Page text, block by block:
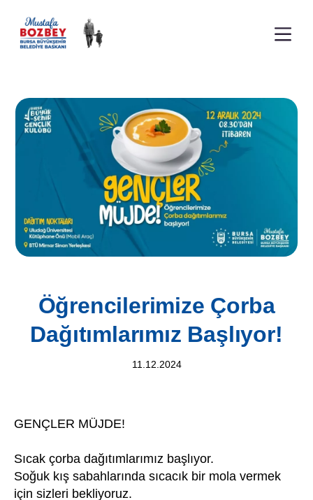
Öğrencilerimize Çorba
Dağıtımlarımız Başlıyor!
11.12.2024
GENÇLER MÜJDE!
Sıcak çorba dağıtımlarımız başlıyor.
Soğuk kış sabahlarında sıcacık bir mola vermek
için sizleri bekliyoruz.